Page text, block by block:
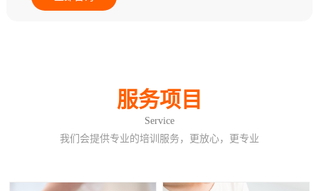
服务项目
Service
我们会提供专业的培训服务，更放心，更专业